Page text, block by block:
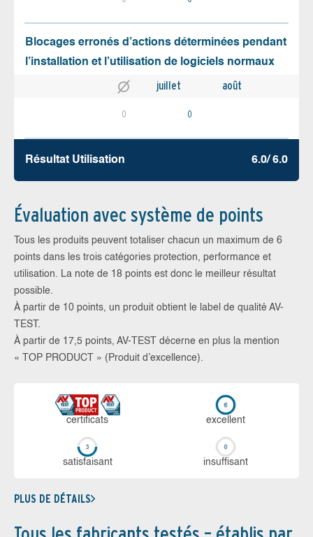
Blocages erronés d’actions déterminées pendant
l’installation et l’utilisation de logiciels normaux
juillet août
0 0
Résultat Utilisation 6.0/ 6.0
Évaluation avec système de points
Tous les produits peuvent totaliser chacun un maximum de 6
points dans les trois catégories protection, performance et
utilisation. La note de 18 points est donc le meilleur résultat
possible.
À partir de 10 points, un produit obtient le label de qualité AV-
TEST.
À partir de 17,5 points, AV-TEST décerne en plus la mention
« TOP PRODUCT » (Produit d’excellence).
certi­ficats ex­cellent
sa­tis­fai­sant in­suf­fi­sant
PLUS DE DÉTAILS